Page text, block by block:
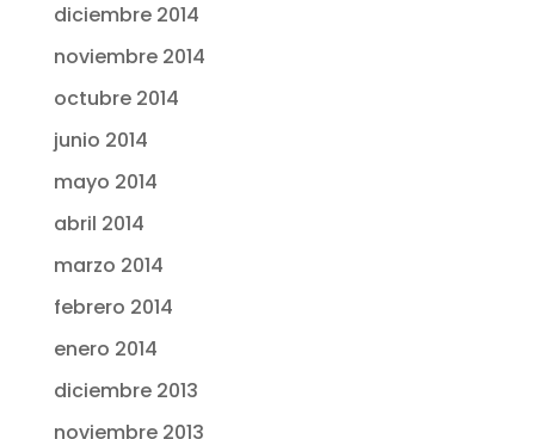
diciembre 2014
noviembre 2014
octubre 2014
junio 2014
mayo 2014
abril 2014
marzo 2014
febrero 2014
enero 2014
diciembre 2013
noviembre 2013